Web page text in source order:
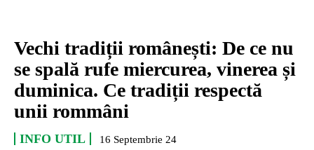
Vechi tradiții românești: De ce nu
se spală rufe miercurea, vinerea și
duminica. Ce tradiții respectă
unii rommâni
INFO UTIL 16 Septembrie 24